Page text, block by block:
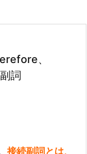
、
詞
接続副詞とは、